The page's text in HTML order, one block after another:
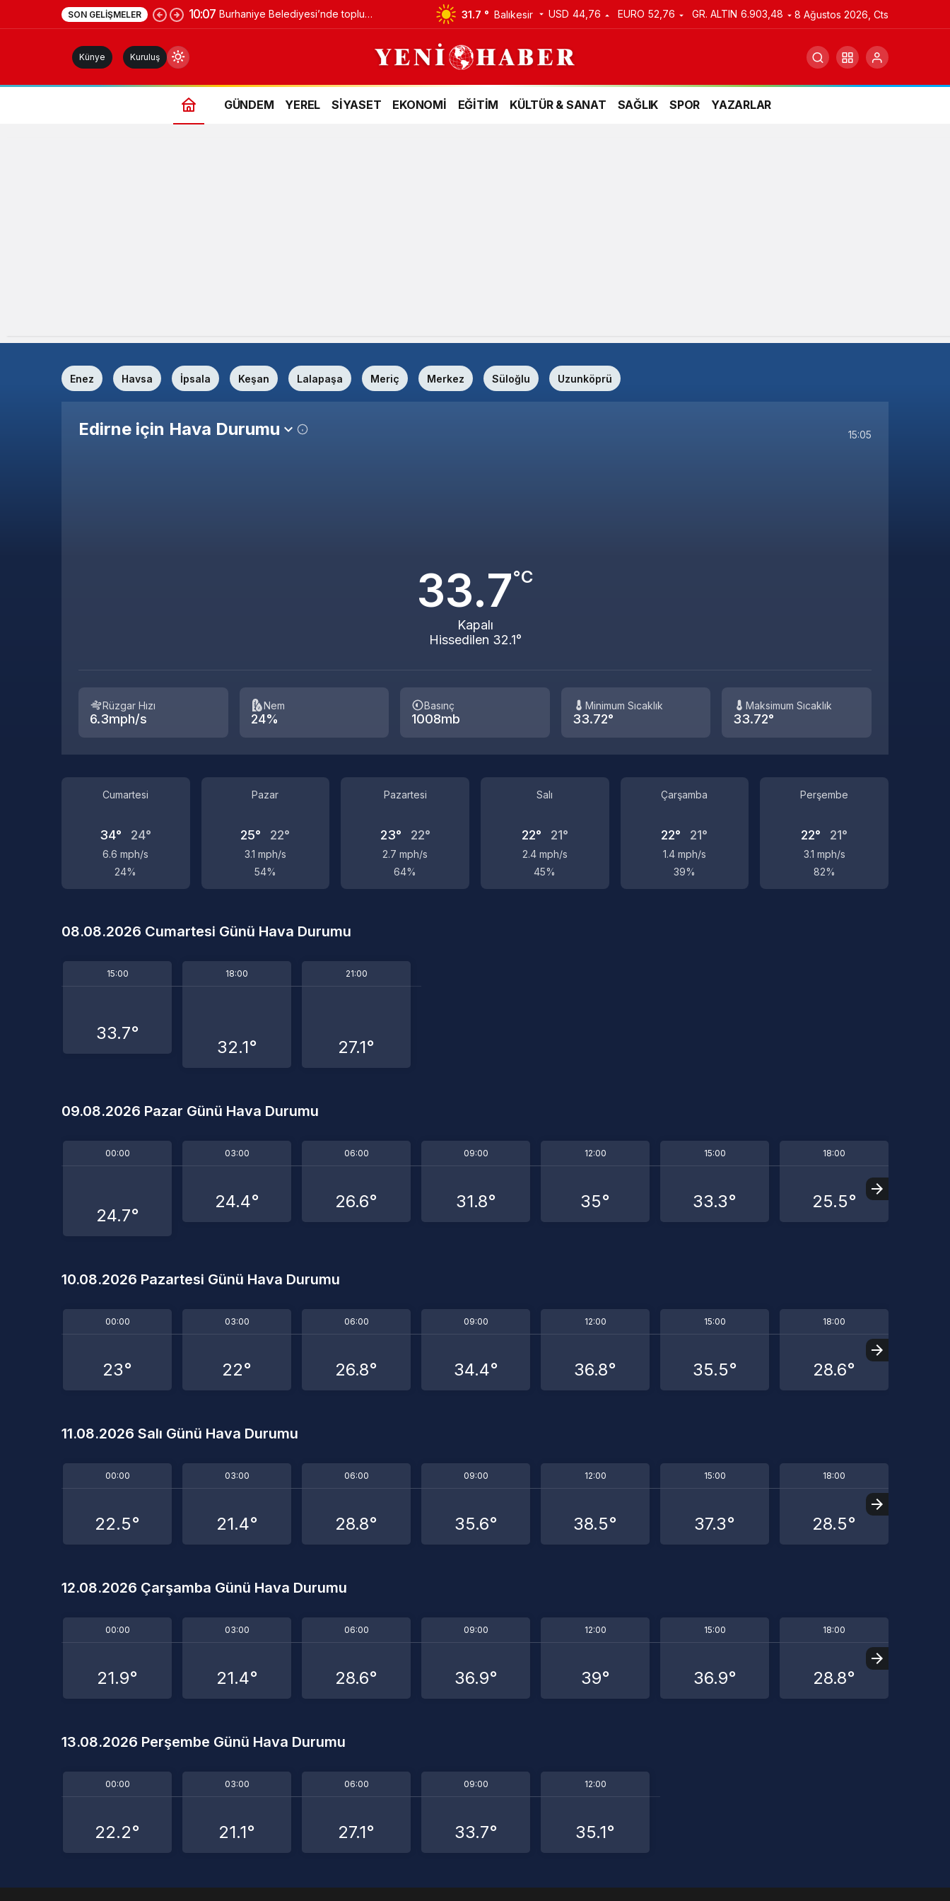
SON GELIŞMELER 10:07 Burhaniye Belediyesi’nde toplu 31.7 ° Balıkesir USD 44,76 EURO 52,76 GR. ALTIN 6.903,48 8 Ağustos 2026, Cts
Künye Kuruluş
GÜNDEM YEREL SİYASET EKONOMİ EĞİTİM KÜLTÜR & SANAT SAĞLIK SPOR YAZARLAR
Enez Havsa İpsala Keşan Lalapaşa Meriç Merkez Süloğlu Uzunköprü
Edirne için Hava Durumu 15:05
33.7°C
Kapalı
Hissedilen 32.1°
Rüzgar Hızı
6.3mph/s
Nem
24%
Basınç
1008mb
Minimum Sıcaklık
33.72°
Maksimum Sıcaklık
33.72°
Cumartesi
34° 24°
6.6 mph/s
24%
Pazar
25° 22°
3.1 mph/s
54%
Pazartesi
23° 22°
2.7 mph/s
64%
Salı
22° 21°
2.4 mph/s
45%
Çarşamba
22° 21°
1.4 mph/s
39%
Perşembe
22° 21°
3.1 mph/s
82%
08.08.2026 Cumartesi Günü Hava Durumu
15:00
33.7°
18:00
32.1°
21:00
27.1°
09.08.2026 Pazar Günü Hava Durumu
00:00
24.7°
03:00
24.4°
06:00
26.6°
09:00
31.8°
12:00
35°
15:00
33.3°
18:00
25.5°
10.08.2026 Pazartesi Günü Hava Durumu
00:00
23°
03:00
22°
06:00
26.8°
09:00
34.4°
12:00
36.8°
15:00
35.5°
18:00
28.6°
11.08.2026 Salı Günü Hava Durumu
00:00
22.5°
03:00
21.4°
06:00
28.8°
09:00
35.6°
12:00
38.5°
15:00
37.3°
18:00
28.5°
12.08.2026 Çarşamba Günü Hava Durumu
00:00
21.9°
03:00
21.4°
06:00
28.6°
09:00
36.9°
12:00
39°
15:00
36.9°
18:00
28.8°
13.08.2026 Perşembe Günü Hava Durumu
00:00
22.2°
03:00
21.1°
06:00
27.1°
09:00
33.7°
12:00
35.1°